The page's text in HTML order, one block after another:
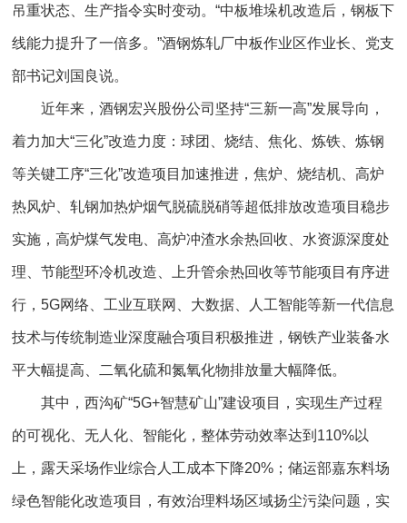
吊重状态、生产指令实时变动。“中板堆垛机改造后，钢板下
线能力提升了一倍多。”酒钢炼轧厂中板作业区作业长、党支
部书记刘国良说。
近年来，酒钢宏兴股份公司坚持“三新一高”发展导向，
着力加大“三化”改造力度：球团、烧结、焦化、炼铁、炼钢
等关键工序“三化”改造项目加速推进，焦炉、烧结机、高炉
热风炉、轧钢加热炉烟气脱硫脱硝等超低排放改造项目稳步
实施，高炉煤气发电、高炉冲渣水余热回收、水资源深度处
理、节能型环冷机改造、上升管余热回收等节能项目有序进
行，5G网络、工业互联网、大数据、人工智能等新一代信息
技术与传统制造业深度融合项目积极推进，钢铁产业装备水
平大幅提高、二氧化硫和氮氧化物排放量大幅降低。
其中，西沟矿“5G+智慧矿山”建设项目，实现生产过程
的可视化、无人化、智能化，整体劳动效率达到110%以
上，露天采场作业综合人工成本下降20%；储运部嘉东料场
绿色智能化改造项目，有效治理料场区域扬尘污染问题，实